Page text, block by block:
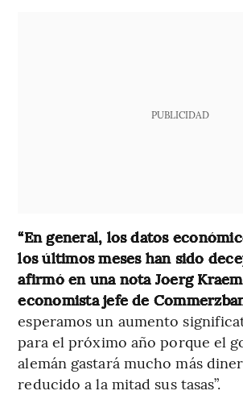
PUBLICIDAD
“En general, los datos
los últimos meses han sido
afirmó en una nota Joerg
economista jefe de
esperamos un aumento
para el próximo año porque el
alemán gastará mucho más
reducido a la mitad sus tasas”.